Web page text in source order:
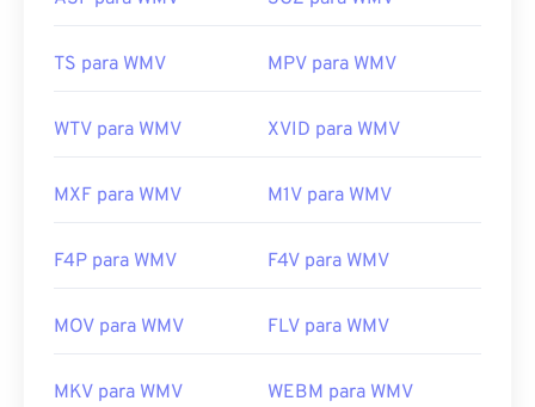
Lançamento inicial:
1999
https://en.wikipedia.org/wiki/Windows_Media_Video
https://en.wikipedia.org/wiki/
TS para WMV MPV para WMV
WTV para WMV XVID para WMV
MXF para WMV M1V para WMV
F4P para WMV F4V para WMV
MOV para WMV FLV para WMV
MKV para WMV WEBM para WMV